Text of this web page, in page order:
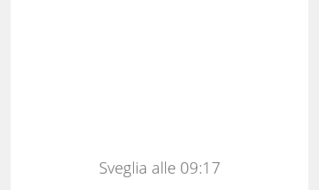
Sveglia alle 09:17